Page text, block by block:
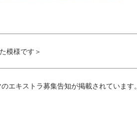
模様です＞
エキストラ募集告知が掲載されています。